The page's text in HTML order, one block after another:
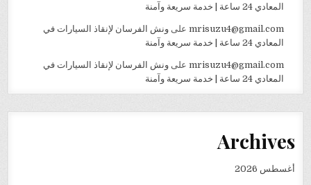
المعادي 24 ساعة | خدمة سريعة وآمنة
mrisuzu4@gmail.comعلى ونش الفرسان لإنقاذ السيارات في
المعادي 24 ساعة | خدمة سريعة وآمنة
mrisuzu4@gmail.comعلى ونش الفرسان لإنقاذ السيارات في
المعادي 24 ساعة | خدمة سريعة وآمنة
Archives
أغسطس 2026